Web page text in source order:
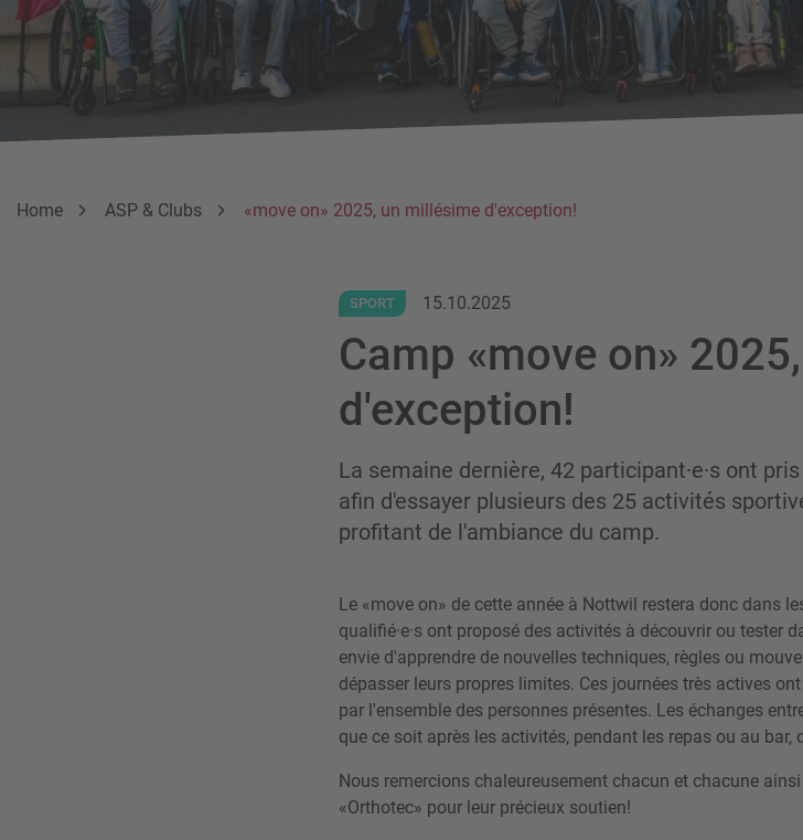
Breadcrumb
Vous êtes ici:
Home ASP & Clubs «move on» 2025, un millésime d'exception!
SPORT 15.10.2025
Camp «move on»
d'exception!
La semaine dernière, 42 participant·e·s ont
afin d'essayer plusieurs des 25 activités
profitant de l'ambiance du camp.
Le «move on» de cette année à Nottwil restera donc dans
qualifié·e·s ont proposé des activités à découvrir ou tester
envie d'apprendre de nouvelles techniques, règles ou
dépasser leurs propres limites. Ces journées très actives
par l'ensemble des personnes présentes. Les échanges
que ce soit après les activités, pendant les repas ou au bar,
Nous remercions chaleureusement chacun et chacune
«Orthotec» pour leur précieux soutien!